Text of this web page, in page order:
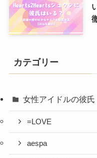
カテゴリー
女性アイドルの彼氏
=LOVE
aespa